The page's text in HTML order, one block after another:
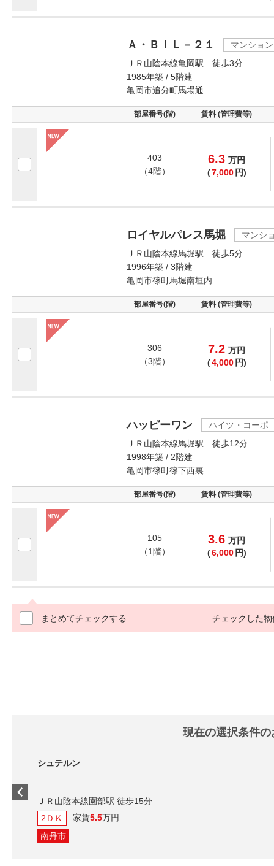
Ａ・ＢＩＬ－２１
マンション
ＪＲ山陰本線亀岡駅 徒歩3分
1985年築 / 5階建
亀岡市追分町馬場通
部屋番号(階) 賃料 (管理費等)
403
（4階）
6.3 万円
(7,000 円)
ロイヤルパレス馬堀
マンシ
ＪＲ山陰本線馬堀駅 徒歩5分
1996年築 / 3階建
亀岡市篠町馬堀南垣内
部屋番号(階) 賃料 (管理費等)
306
（3階）
7.2 万円
(4,000 円)
ハッピーワン
ハイツ・コーポ
ＪＲ山陰本線馬堀駅 徒歩12分
1998年築 / 2階建
亀岡市篠町篠下西裏
部屋番号(階) 賃料 (管理費等)
105
（1階）
3.6 万円
(6,000 円)
まとめてチェックする チェックした物
現在の選択条件
シュテルン
ＪＲ山陰本線園部駅 徒歩15分
2ＤＫ
家賃5.5万円
南丹市